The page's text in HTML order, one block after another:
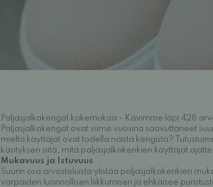
Paljasjalkakengät kokemuksia - Kävimme läpi 428
Paljasjalkakengät ovat viime vuosina saavuttaneet
mieltä käyttäjät ovat todella näistä kengistä?
käsityksen siitä, mitä paljasjalkakenkien käyttäjät
Mukavuus ja Istuvuus
Suurin osa arvosteluista ylistää paljasjalkakenkien
varpaiden luonnollisen liikkumisen ja ehkäisee